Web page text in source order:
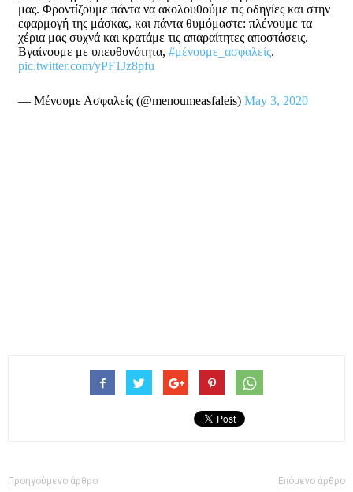
μας. Φροντίζουμε πάντα να ακολουθούμε τις οδηγίες και στην
εφαρμογή της μάσκας, και πάντα θυμόμαστε: πλένουμε τα
χέρια μας συχνά και κρατάμε τις απαραίτητες αποστάσεις.
Βγαίνουμε με υπευθυνότητα, #μένουμε_ασφαλείς.
pic.twitter.com/yPF1Jz8pfu
— Μένουμε Ασφαλείς (@menoumeasfaleis) May 3, 2020
Προηγούμενο άρθρο Επόμενο άρθρο